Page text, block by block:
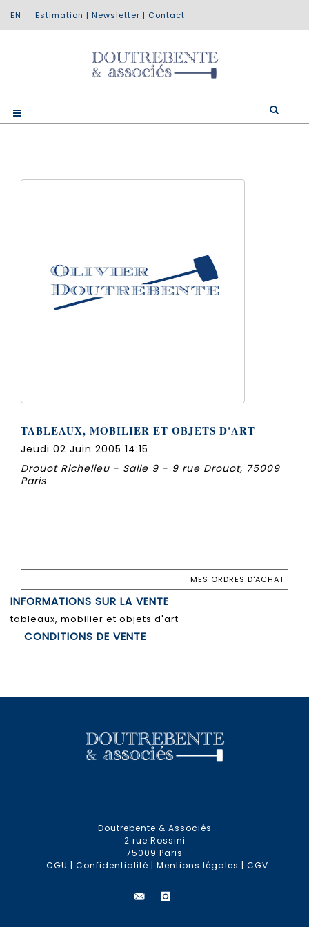
Estimation | Newsletter | Contact
TABLEAUX, MOBILIER ET OBJETS D'ART
Jeudi 02 Juin 2005 14:15
Drouot Richelieu - Salle 9 - 9 rue Drouot, 75009
Paris
MES ORDRES D'ACHAT
INFORMATIONS SUR LA VENTE
tableaux, mobilier et objets d'art
CONDITIONS DE VENTE
Doutrebente & Associés
2 rue Rossini
75009 Paris
CGU | Confidentialité | Mentions légales | CGV